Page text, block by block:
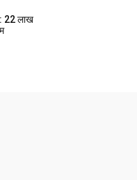
22 लाख